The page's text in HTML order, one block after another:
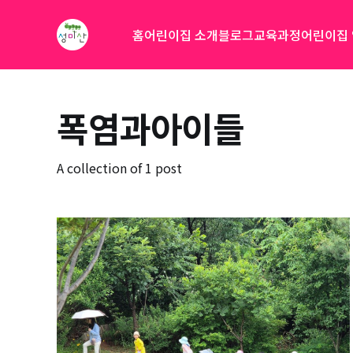
홈어린이집 소개블로그교육과정어린이집
폭염과아이들
A collection of 1 post